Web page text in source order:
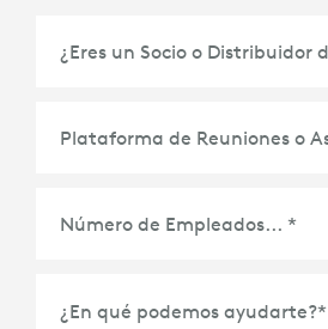
Ecosistema
¿En qué podemos ayudarte?*